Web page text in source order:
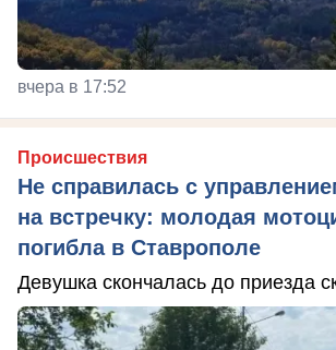
вчера в 17:52
Происшествия
Не справилась с
на встречку: молодая
погибла в Ставрополе
Девушка скончалась до приезда